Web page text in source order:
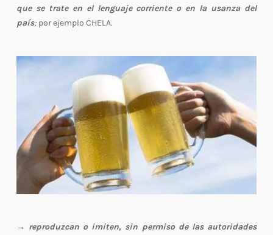
que se trate en el lenguaje corriente o en la usanza del
país; por ejemplo CHELA.
→ reproduzcan o imiten, sin permiso de las autoridades